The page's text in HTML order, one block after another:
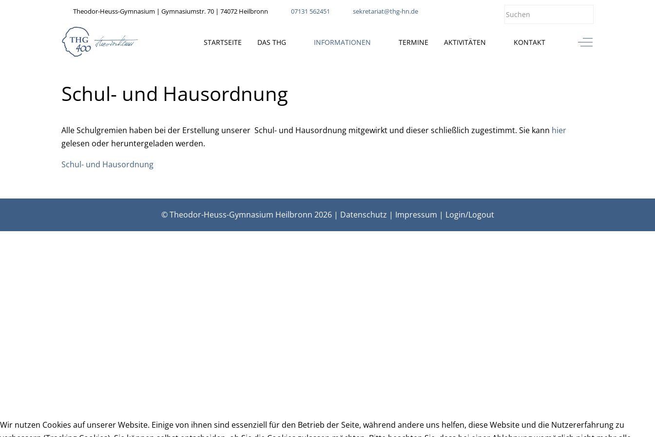
Theodor-Heuss-Gymnasium | Gymnasiumstr. 70 | 74072 Heilbronn 07131 562451 sekretariat@thg-hn.de
STARTSEITE DAS THG INFORMATIONEN TERMINE AKTIVITÄTEN KONTAKT Off-Canvas Toggle
Schul- und Hausordnung
Alle Schulgremien haben bei der Erstellung unserer Schul- und Hausordnung mitgewirkt und dieser schließlich zugestimmt. Sie kann hier
gelesen oder heruntergeladen werden.
Schul- und Hausordnung
© Theodor-Heuss-Gymnasium Heilbronn 2026 | Datenschutz | Impressum | Login/Logout
Wir nutzen Cookies auf unserer Website. Einige von ihnen sind essenziell für den Betrieb der Seite, während andere uns helfen, diese Website und die Nutzererfahrung zu